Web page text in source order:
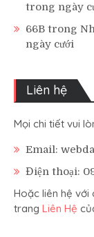
trong ngày
66B trong
ngày cưới
Liên hệ
Mọi chi tiết vui
Email:
Điện thoại:
Hoặc liên hệ với
trang Liên Hệ